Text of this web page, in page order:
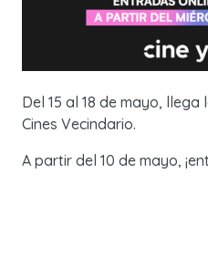
Del 15 al 18 de mayo, llega
Cines Vecindario.
A partir del 10 de mayo,